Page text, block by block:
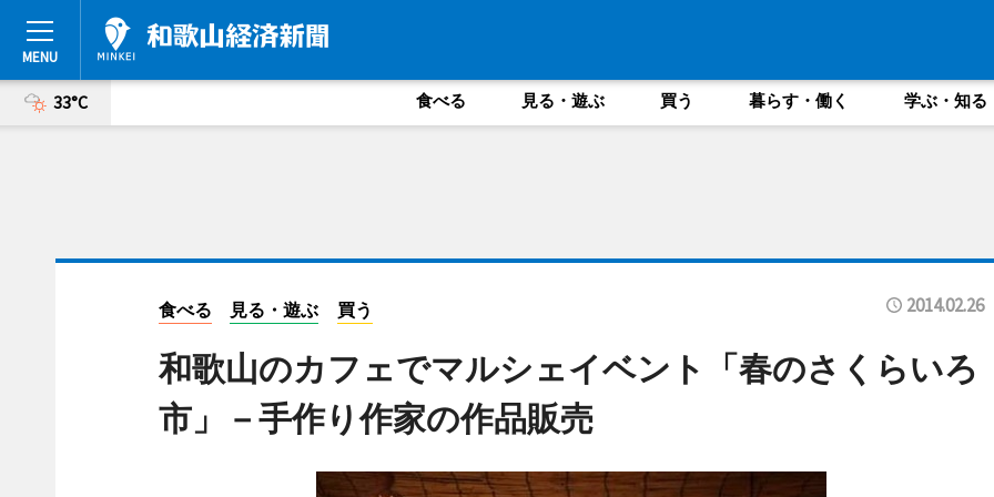
33°C 食べる 見る・遊ぶ 買う 暮らす・働く 学ぶ・知る
食べる 見る・遊ぶ 買う 2014.02.26
和歌山のカフェでマルシェイベント「春のさくらいろ
市」－手作り作家の作品販売